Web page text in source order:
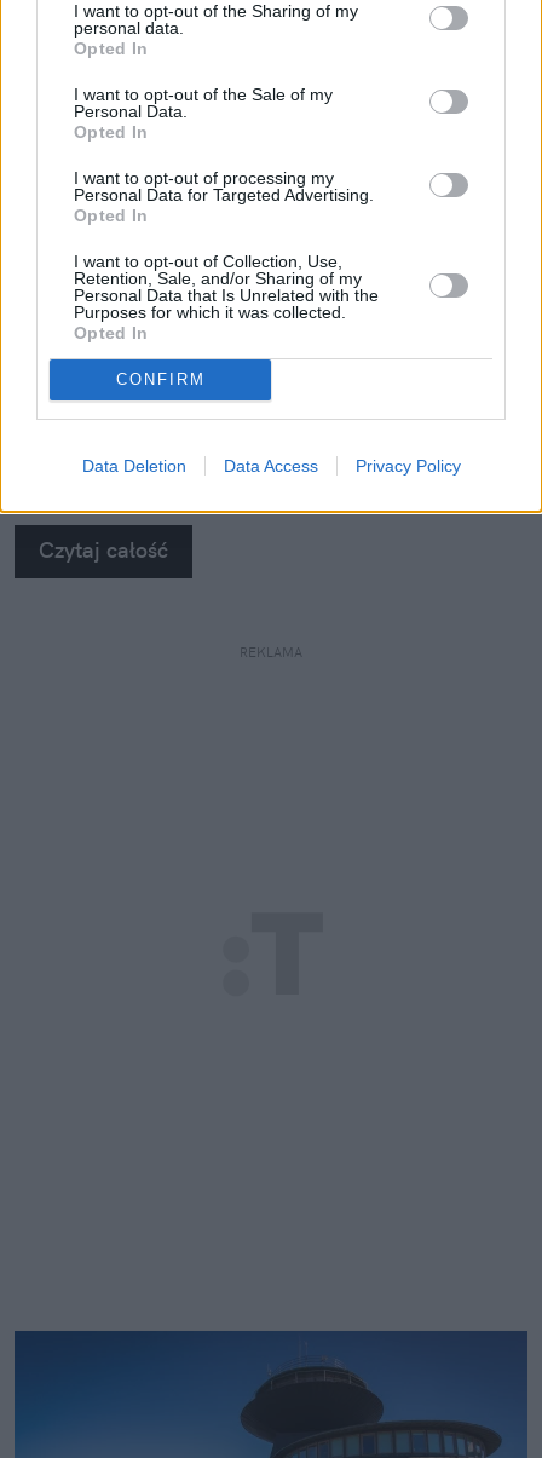
I want to opt-out of the Sharing of my
personal data.
Opted In
I want to opt-out of the Sale of my
Personal Data.
Opted In
I want to opt-out of processing my
Personal Data for Targeted Advertising.
Opted In
I want to opt-out of Collection, Use,
Retention, Sale, and/or Sharing of my
Personal Data that Is Unrelated with the
Purposes for which it was collected.
Opted In
CONFIRM
Data Deletion Data Access Privacy Policy
Burze napędzą załamanie pogody po
całej Polski
Jesteśmy właśnie u progu nagłego zwrotu w
pogodzie. Po potężnym skwarze, który nie
opuszczał Polaków w środę, przetoczą się
nawałnice. W niektórych regionach może być
stopnia.
Czytaj całość
REKLAMA